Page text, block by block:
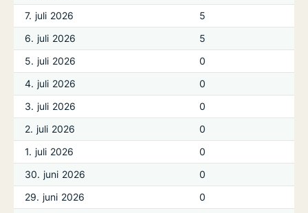
7. juli 2026
5
6. juli 2026
5
5. juli 2026
0
4. juli 2026
0
3. juli 2026
0
2. juli 2026
0
1. juli 2026
0
30. juni 2026
0
29. juni 2026
0